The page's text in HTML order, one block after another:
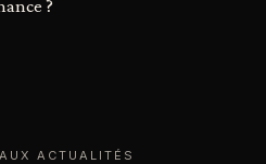
?
ACTUALITÉS